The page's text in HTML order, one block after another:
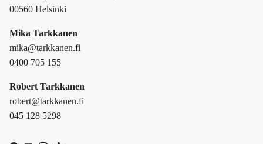
00560 Helsinki
Mika Tarkkanen
mika@tarkkanen.fi
0400 705 155
Robert Tarkkanen
robert@tarkkanen.fi
045 128 5298